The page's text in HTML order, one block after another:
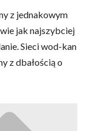
z jednakowym
jak najszybciej
Sieci wod-kan
z dbałością o